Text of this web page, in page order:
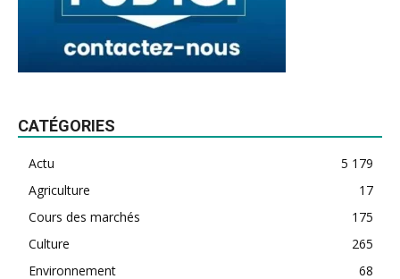
CATÉGORIES
Actu
5 179
Agriculture
17
Cours des marchés
175
Culture
265
Environnement
68